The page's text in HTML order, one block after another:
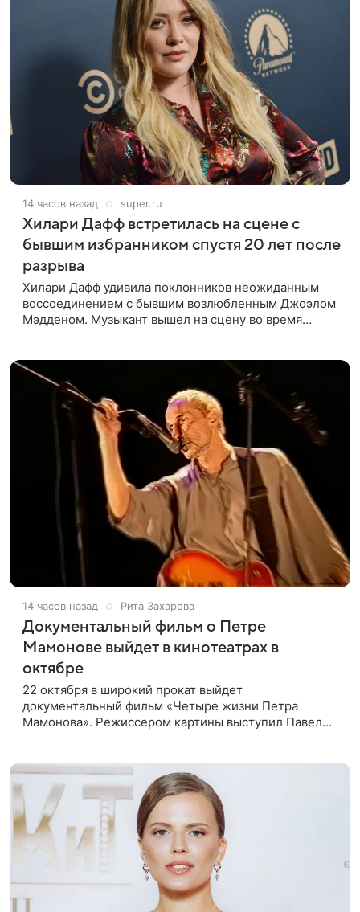
14 часов назад super.ru
Хилари Дафф встретилась на сцене с
бывшим избранником спустя 20 лет после
разрыва
Хилари Дафф удивила поклонников неожиданным
воссоединением с бывшим возлюбленным Джоэлом
Мэдденом. Музыкант вышел на сцену во время
14 часов назад Рита Захарова
Документальный фильм о Петре
Мамонове выйдет в кинотеатрах в
октябре
22 октября в широкий прокат выйдет
документальный фильм «Четыре жизни Петра
Мамонова». Режиссером картины выступил Павел